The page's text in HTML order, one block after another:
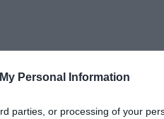
Personal Information
parties, or processing of your